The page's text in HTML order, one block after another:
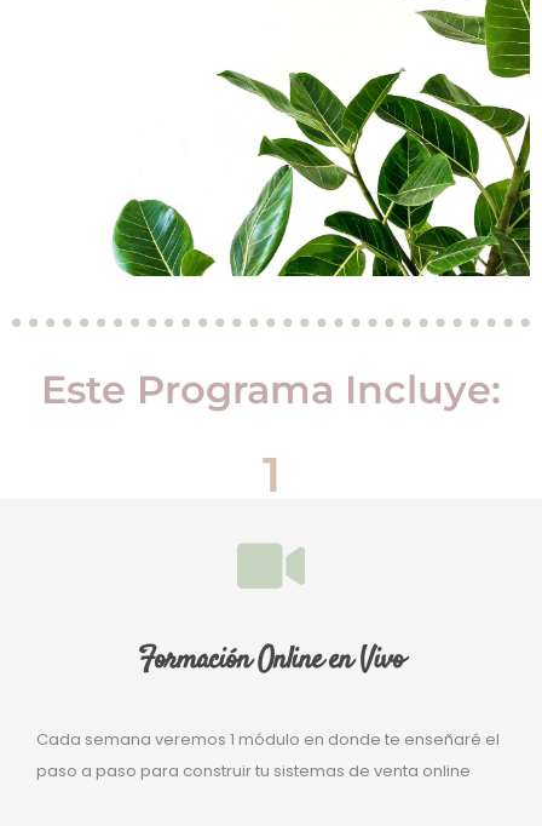
Este Programa Incluye:
1
Formación Online en Vivo
Cada semana veremos 1 módulo en donde te enseñaré el
paso a paso para construir tu sistemas de venta online